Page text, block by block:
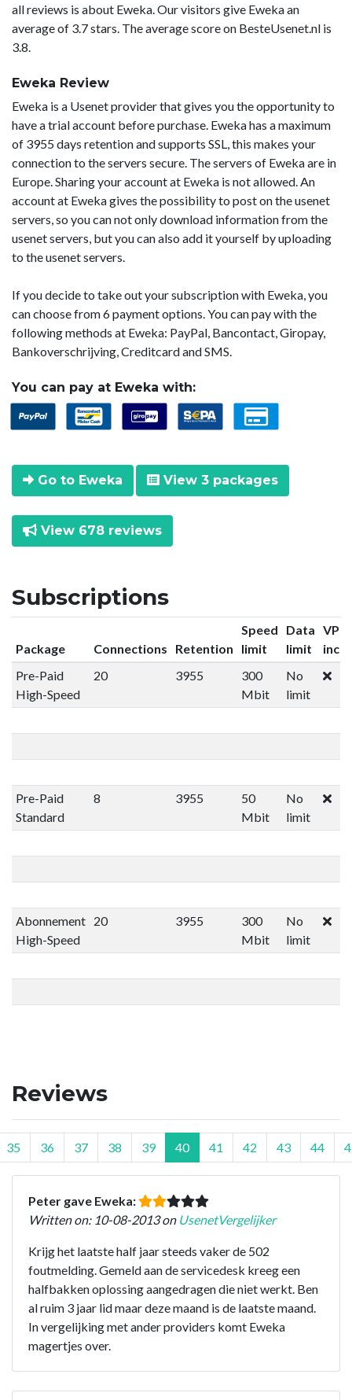
all reviews is about Eweka. Our visitors give Eweka an
average of 3.7 stars. The average score on BesteUsenet.nl is
3.8.
Eweka Review
Eweka is a Usenet provider that gives you the opportunity to
have a trial account before purchase. Eweka has a maximum
of 3955 days retention and supports SSL, this makes your
connection to the servers secure. The servers of Eweka are in
Europe. Sharing your account at Eweka is not allowed. An
account at Eweka gives the possibility to post on the usenet
servers, so you can not only download information from the
usenet servers, but you can also add it yourself by uploading
to the usenet servers.
If you decide to take out your subscription with Eweka, you
can choose from 6 payment options. You can pay with the
following methods at Eweka: PayPal, Bancontact, Giropay,
Bankoverschrijving, Creditcard and SMS.
You can pay at Eweka with:
Go to Eweka View 3 packages
View 678 reviews
Subscriptions
Package Connections Retention
Speed
limit
Data
limit
VPN
Pre-Paid
High-Speed
20 3955
300
Mbit
No
limit
Pre-Paid
Standard
8 3955
50
Mbit
No
limit
Abonnement
High-Speed
20 3955
300
Mbit
No
limit
Reviews
35 36 37 38 39 40 41 42 43 44
Peter gave Eweka:
Written on: 10-08-2013 on UsenetVergelijker
Krijg het laatste half jaar steeds vaker de 502
foutmelding. Gemeld aan de servicedesk kreeg een
halfbakken oplossing aangedragen die niet werkt. Ben
al ruim 3 jaar lid maar deze maand is de laatste maand.
In vergelijking met ander providers komt Eweka
magertjes over.